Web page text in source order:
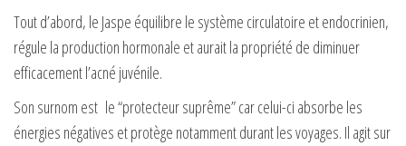
Tout d’abord, le Jaspe équilibre le système circulatoire et endocrinien,
régule la production hormonale et aurait la propriété de diminuer
efficacement l’acné juvénile.
Son surnom est le “protecteur suprême” car celui-ci absorbe les
énergies négatives et protège notamment durant les voyages. Il agit sur